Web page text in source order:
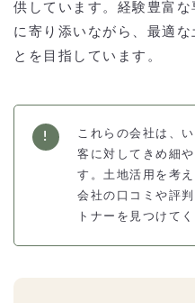
供しています。経験豊富
に寄り添いながら、最適
とを目指しています。
これらの会社は、
客に対してきめ細
す。土地活用を考
会社の口コミや評
トナーを見つけてく